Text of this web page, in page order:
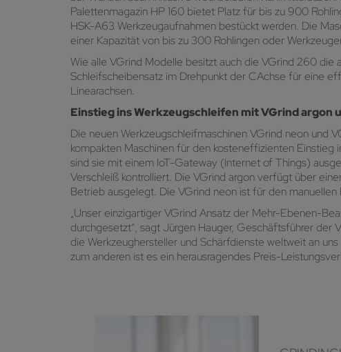
Palettenmagazin HP 160 bietet Platz für bis zu 900
HSK-A63 Werkzeugaufnahmen bestückt werden. Die
einer Kapazität von bis zu 300 Rohlingen oder
Wie alle VGrind Modelle besitzt auch die VGrind 260
Schleifscheibensatz im Drehpunkt der CAchse für eine
Linearachsen.
Einstieg ins Werkzeugschleifen mit VGrind argon
Die neuen Werkzeugschleifmaschinen VGrind neon und
kompakten Maschinen für den kosteneffizienten Einstieg
sind sie mit einem IoT-Gateway (Internet of Things)
Verschleiß kontrolliert. Die VGrind argon verfügt über
Betrieb ausgelegt. Die VGrind neon ist für den
„Unser einzigartiger VGrind Ansatz der Mehr-Ebenen-
durchgesetzt“, sagt Jürgen Hauger, Geschäftsführer der
die Werkzeughersteller und Schärfdienste weltweit an
zum anderen ist es ein herausragendes Preis-